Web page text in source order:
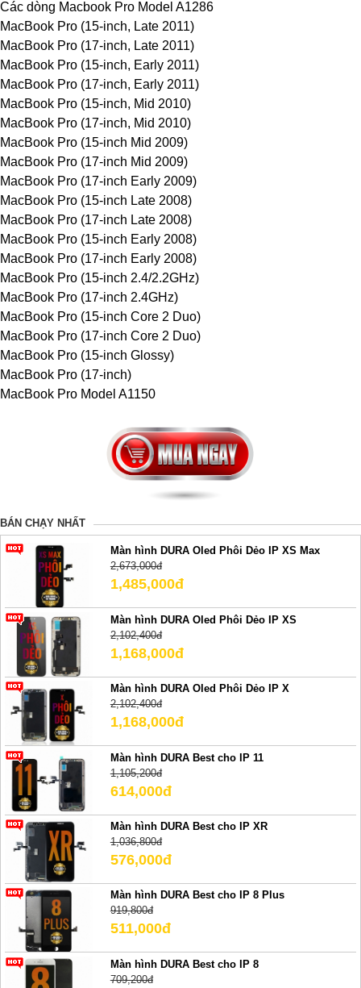
Các dòng Macbook Pro Model A1286
MacBook Pro (15-inch, Late 2011)
MacBook Pro (17-inch, Late 2011)
MacBook Pro (15-inch, Early 2011)
MacBook Pro (17-inch, Early 2011)
MacBook Pro (15-inch, Mid 2010)
MacBook Pro (17-inch, Mid 2010)
MacBook Pro (15-inch Mid 2009)
MacBook Pro (17-inch Mid 2009)
MacBook Pro (17-inch Early 2009)
MacBook Pro (15-inch Late 2008)
MacBook Pro (17-inch Late 2008)
MacBook Pro (15-inch Early 2008)
MacBook Pro (17-inch Early 2008)
MacBook Pro (15-inch 2.4/2.2GHz)
MacBook Pro (17-inch 2.4GHz)
MacBook Pro (15-inch Core 2 Duo)
MacBook Pro (17-inch Core 2 Duo)
MacBook Pro (15-inch Glossy)
MacBook Pro (17-inch)
MacBook Pro Model A1150
BÁN CHẠY NHẤT
Màn hình DURA Oled Phôi Dẻo IP XS Max
2,673,000đ
1,485,000đ
Màn hình DURA Oled Phôi Dẻo IP XS
2,102,400đ
1,168,000đ
Màn hình DURA Oled Phôi Dẻo IP X
2,102,400đ
1,168,000đ
Màn hình DURA Best cho IP 11
1,105,200đ
614,000đ
Màn hình DURA Best cho IP XR
1,036,800đ
576,000đ
Màn hình DURA Best cho IP 8 Plus
919,800đ
511,000đ
Màn hình DURA Best cho IP 8
709,200đ